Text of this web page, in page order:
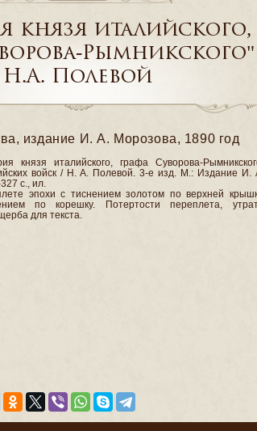
князя италийского,
Рымникского"
Н.А. Полевой
издание И. А. Морозова, 1890 год
князя италийского, графа Суворова-
войск / Н. А. Полевой. 3-е изд. М.: Издание И.
c., ил.
эпохи с тиснением золотом по верхней
по корешку. Потертости переплета,
для текста.